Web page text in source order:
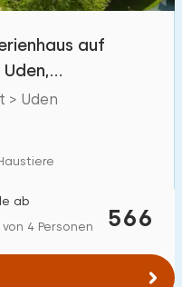
auf
> Uden
566
ab
4 Personen